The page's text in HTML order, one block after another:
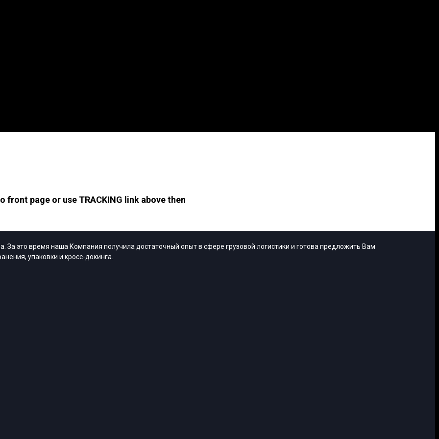
page or use TRACKING link above then
это время наша Компания получила достаточный опыт в сфере грузовой логистики и готова предложить Вам
упаковки и кросс-докинга.